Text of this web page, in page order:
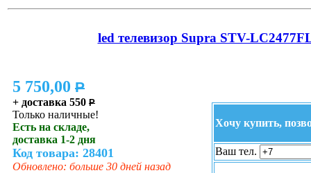
led телевизор Supra STV-
5 750,00 P
+ доставка 550 P
Только наличные!
Есть на складе,
доставка 1-2 дня
Код товара: 28401
Обновлено: больше 30 дней назад
Хочу купить,
Ваш тел.